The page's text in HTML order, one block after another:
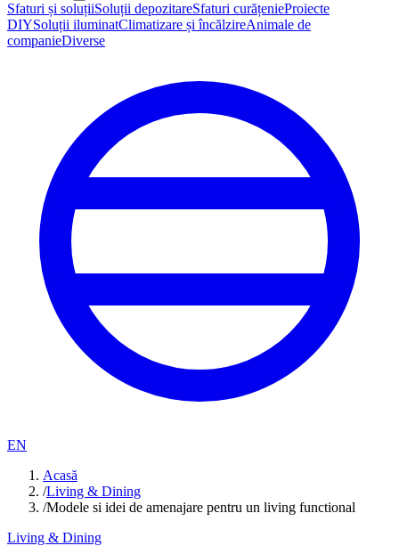
Sfaturi și soluțiiSoluții depozitareSfaturi curățenieProiecte
DIYSoluții iluminatClimatizare și încălzireAnimale de
companieDiverse
EN
Acasă
/Living & Dining
/Modele si idei de amenajare pentru un living functional
Living & Dining